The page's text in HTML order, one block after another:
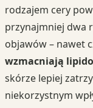
rodzajem cery
przynajmniej dwa
objawów – nawet
wzmacniają
skórze lepiej
niekorzystnym